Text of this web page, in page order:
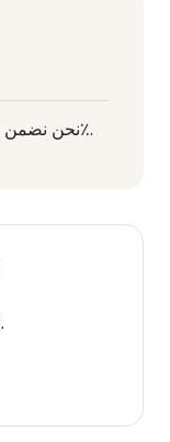
نحن نضمن أن جميع التقييمات حقيقية بنسبة 100٪.
لكتابة تقييم، يمكنك تسجيل الدخول هنا.